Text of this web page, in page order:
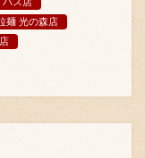
辛川448
麺 光の森店